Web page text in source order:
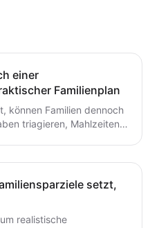
einer
Familienplan
können Familien dennoch
triagieren, Mahlzeiten
kannst.
setzt,
realistische